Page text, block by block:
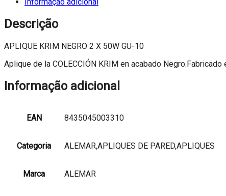
GU-
Descrição
APLIQUE KRIM NEGRO 2 X 50W GU-10
Aplique de la COLECCIÓN KRIM en acabado
Informação adicional
EAN 8435045003310
Categoria ALEMAR,APLIQUES DE PARED,APLIQUES
Marca ALEMAR